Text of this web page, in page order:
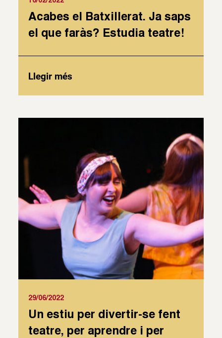
Acabes el Batxillerat. Ja saps
el que faràs? Estudia teatre!
Llegir més
29/06/2022
Un estiu per divertir-se fent
teatre, per aprendre i per